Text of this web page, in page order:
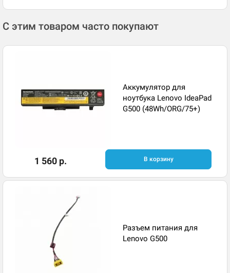
С этим товаром часто покупают
Аккумулятор для
ноутбука Lenovo IdeaPad
G500 (48Wh/ORG/75+)
1 560 р. В корзину
Разъем питания для
Lenovo G500